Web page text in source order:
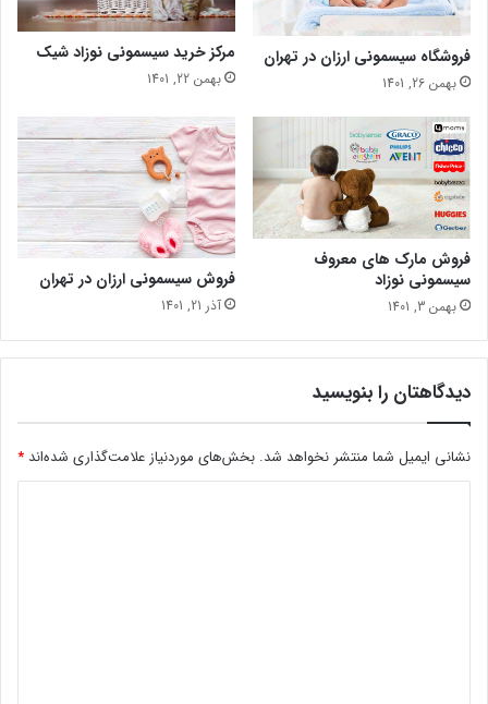
فروشگاه سیسمونی ارزان در تهران
بهمن 26, 1401
مرکز خرید سیسمونی نوزاد شیک
بهمن 22, 1401
فروش مارک های معروف
سیسمونی نوزاد
بهمن 3, 1401
فروش سیسمونی ارزان در تهران
آذر 21, 1401
دیدگاهتان را بنویسید
نشانی ایمیل شما منتشر نخواهد شد. بخش‌های موردنیاز علامت‌گذاری شده‌اند *